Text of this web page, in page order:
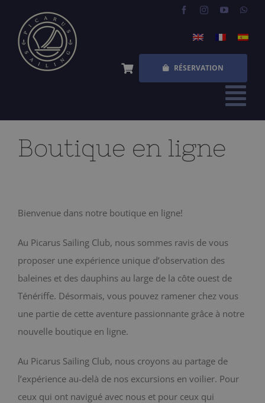
content
RÉSERVATION
ACCUEIL
BOUTIQUE
CONTACT
Boutique en ligne
Bienvenue dans notre boutique en ligne!
Au Picarus Sailing Club, nous sommes ravis de vous
proposer une expérience unique d’observation des
baleines et des dauphins au large de la côte ouest de
Ténériffe. Désormais, vous pouvez ramener chez vous
une partie de cette aventure passionnante grâce à notre
nouvelle boutique en ligne.
Au Picarus Sailing Club, nous croyons au partage de
l’expérience au-delà de nos excursions en voilier. Pour
ceux qui ont navigué avec nous et pour ceux qui